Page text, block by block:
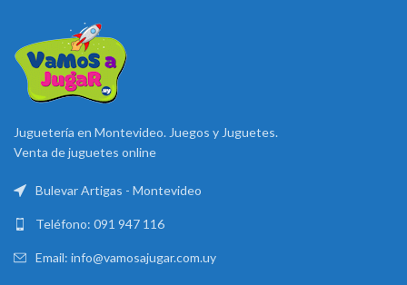
Juguetería en Montevideo. Juegos y Juguetes.
Venta de juguetes online
Bulevar Artigas - Montevideo
Teléfono: 091 947 116
Email: info@vamosajugar.com.uy